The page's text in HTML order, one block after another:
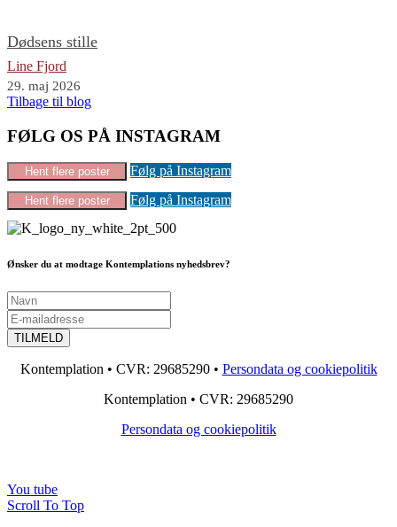
Dødsens stille
Line Fjord
29. maj 2026
Tilbage til blog
FØLG OS PÅ INSTAGRAM
Hent flere poster Følg på Instagram
Hent flere poster Følg på Instagram
Ønsker du at modtage Kontemplations nyhedsbrev?
Kontemplation • CVR: 29685290 • Persondata og cookiepolitik
Kontemplation • CVR: 29685290
Persondata og cookiepolitik
You tube
Scroll To Top